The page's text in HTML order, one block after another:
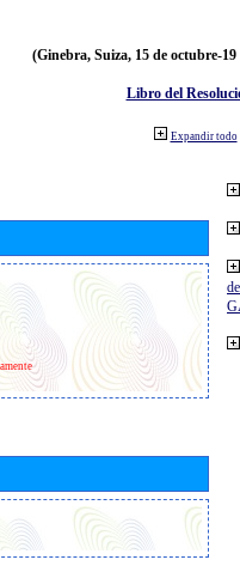
(Ginebra, Suiza, 15 de octubre-19
Libro del
Expandir todo